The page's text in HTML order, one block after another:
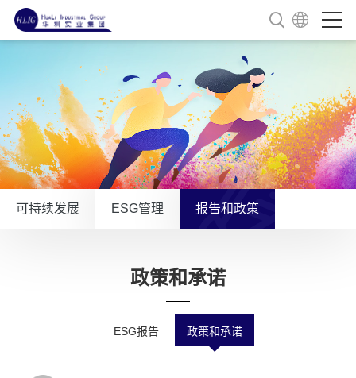
可持续发展 ESG管理 报告和政策
政策和承诺
ESG报告 政策和承诺